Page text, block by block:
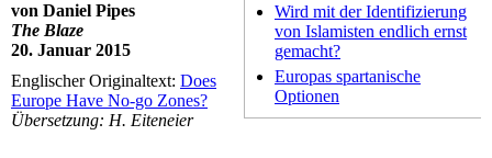
Wird mit der Identifizierung
von Islamisten endlich ernst
gemacht?
Europas spartanische
Optionen
von Daniel Pipes
The Blaze
20. Januar 2015
Englischer Originaltext: Does
Europe Have No-go Zones?
Übersetzung: H. Eiteneier